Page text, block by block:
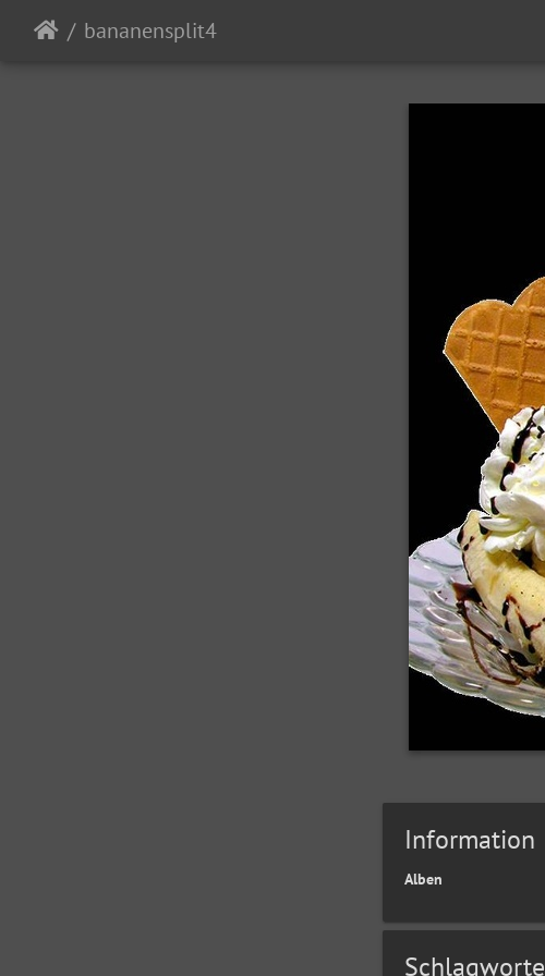
bananensplit4
Information
Alben
Schlagworte